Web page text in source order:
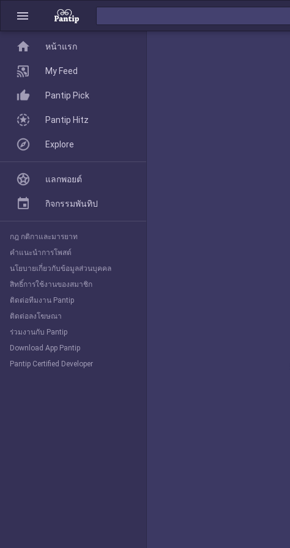
menu
home
Pantip Pick
Explore
home หน้าแรก
My Feed
Pantip Pick
Pantip Hitz
Explore
แลกพอยต์
กิจกรรมพันทิป
กฎ กติกาและมารยาท
คำแนะนำการโพสต์
นโยบายเกี่ยวกับข้อมูลส่วนบุคคล
สิทธิ์การใช้งานของสมาชิก
ติดต่อทีมงาน Pantip
ติดต่อลงโฆษณา
ร่วมงานกับ Pantip
Download App Pantip
Pantip Certified Developer